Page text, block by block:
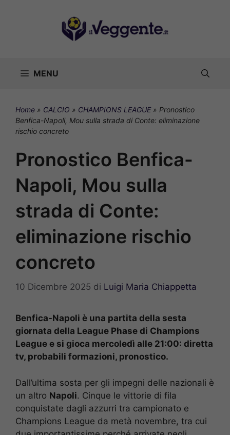
MENU
Home » CALCIO » CHAMPIONS LEAGUE» Pronostico
Benfica-Napoli, Mou sulla strada di Conte: eliminazione
rischio concreto
Pronostico Benfica-
Napoli, Mou sulla
strada di Conte:
eliminazione rischio
concreto
10 Dicembre 2025 di Luigi Maria Chiappetta
Benfica-Napoli è una partita della sesta
giornata della League Phase di Champions
League e si gioca mercoledì alle 21:00: diretta
tv, probabili formazioni, pronostico.
Dall’ultima sosta per gli impegni delle nazionali è
un altro Napoli. Cinque le vittorie di fila
conquistate dagli azzurri tra campionato e
Champions League da metà novembre, tra cui